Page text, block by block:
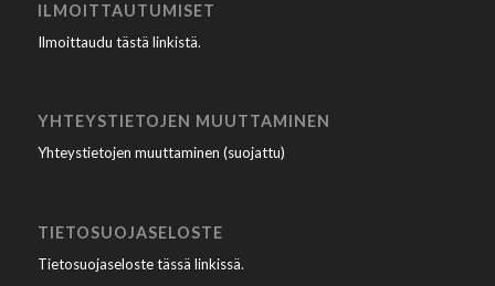
ILMOITTAUTUMISET
Ilmoittaudu tästä linkistä.
YHTEYSTIETOJEN MUUTTAMINEN
Yhteystietojen muuttaminen (suojattu)
TIETOSUOJASELOSTE
Tietosuojaseloste tässä linkissä.